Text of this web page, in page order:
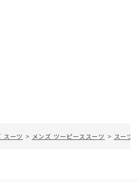
スーツ > メンズ ツーピーススーツ > スーツ